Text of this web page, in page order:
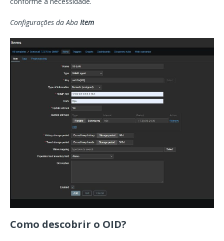
Configurações da Aba Item
Como descobrir o OID?